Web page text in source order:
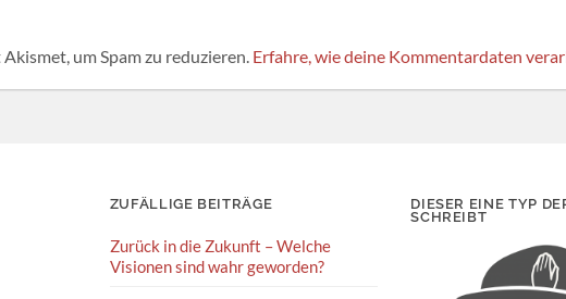
um Spam zu reduzieren. Erfahre, wie deine Kommentardaten
ZUFÄLLIGE BEITRÄGE
Zurück in die Zukunft – Welche
Visionen sind wahr geworden?
DIESER EINE TYP
SCHREIBT